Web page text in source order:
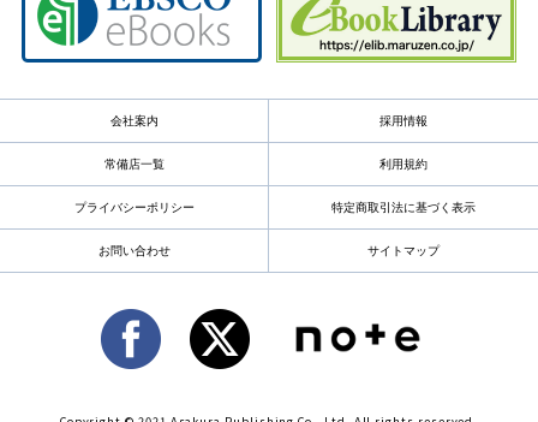
会社案内 採用情報
常備店一覧 利用規約
プライバシーポリシー 特定商取引法に基づく表示
お問い合わせ サイトマップ